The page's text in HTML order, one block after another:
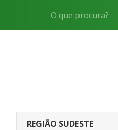
REGIÃO SUDESTE